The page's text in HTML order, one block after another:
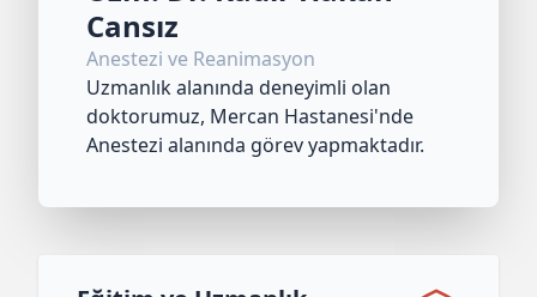
Cansız
Anestezi ve Reanimasyon
Uzmanlık alanında deneyimli olan
doktorumuz, Mercan Hastanesi'nde
Anestezi alanında görev yapmaktadır.